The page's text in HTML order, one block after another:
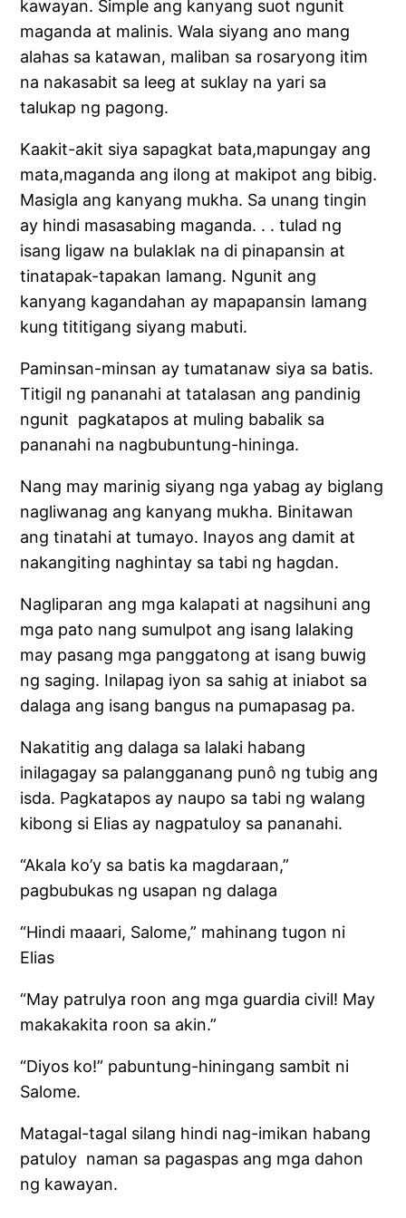
kawayan. Simple ang kanyang suot ngunit
maganda at malinis. Wala siyang ano mang
alahas sa katawan, maliban sa rosaryong itim
na nakasabit sa leeg at suklay na yari sa
talukap ng pagong.
Kaakit-akit siya sapagkat bata,mapungay ang
mata,maganda ang ilong at makipot ang bibig.
Masigla ang kanyang mukha. Sa unang tingin
ay hindi masasabing maganda. . . tulad ng
isang ligaw na bulaklak na di pinapansin at
tinatapak-tapakan lamang. Ngunit ang
kanyang kagandahan ay mapapansin lamang
kung tititigang siyang mabuti.
Paminsan-minsan ay tumatanaw siya sa batis.
Titigil ng pananahi at tatalasan ang pandinig
ngunit pagkatapos at muling babalik sa
pananahi na nagbubuntung-hininga.
Nang may marinig siyang nga yabag ay biglang
nagliwanag ang kanyang mukha. Binitawan
ang tinatahi at tumayo. Inayos ang damit at
nakangiting naghintay sa tabi ng hagdan.
Nagliparan ang mga kalapati at nagsihuni ang
mga pato nang sumulpot ang isang lalaking
may pasang mga panggatong at isang buwig
ng saging. Inilapag iyon sa sahig at iniabot sa
dalaga ang isang bangus na pumapasag pa.
Nakatitig ang dalaga sa lalaki habang
inilagagay sa palangganang punô ng tubig ang
isda. Pagkatapos ay naupo sa tabi ng walang
kibong si Elias ay nagpatuloy sa pananahi.
“Akala ko’y sa batis ka magdaraan,”
pagbubukas ng usapan ng dalaga
“Hindi maaari, Salome,” mahinang tugon ni
Elias
“May patrulya roon ang mga guardia civil! May
makakakita roon sa akin.”
“Diyos ko!” pabuntung-hiningang sambit ni
Salome.
Matagal-tagal silang hindi nag-imikan habang
patuloy naman sa pagaspas ang mga dahon
ng kawayan.